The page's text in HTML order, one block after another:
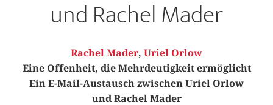
und Rachel Mader
Rachel Mader, Uriel Orlow
Eine Offenheit, die Mehrdeutigkeit ermöglicht
Ein E-Mail-Austausch zwischen Uriel Orlow
und Rachel Mader